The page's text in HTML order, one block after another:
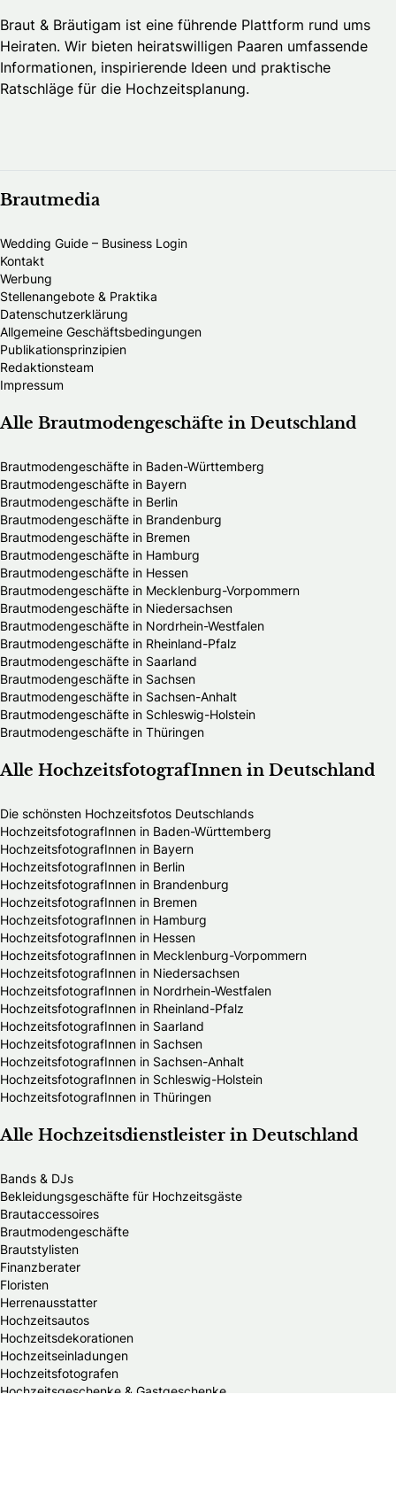
Braut & Bräutigam ist eine führende Plattform rund ums
Heiraten. Wir bieten heiratswilligen Paaren umfassende
Informationen, inspirierende Ideen und praktische
Ratschläge für die Hochzeitsplanung.
Brautmedia
Wedding Guide – Business Login
Kontakt
Werbung
Stellenangebote & Praktika
Datenschutzerklärung
Allgemeine Geschäftsbedingungen
Publikationsprinzipien
Redaktionsteam
Impressum
Alle Brautmodengeschäfte in Deutschland
Brautmodengeschäfte in Baden-Württemberg
Brautmodengeschäfte in Bayern
Brautmodengeschäfte in Berlin
Brautmodengeschäfte in Brandenburg
Brautmodengeschäfte in Bremen
Brautmodengeschäfte in Hamburg
Brautmodengeschäfte in Hessen
Brautmodengeschäfte in Mecklenburg-Vorpommern
Brautmodengeschäfte in Niedersachsen
Brautmodengeschäfte in Nordrhein-Westfalen
Brautmodengeschäfte in Rheinland-Pfalz
Brautmodengeschäfte in Saarland
Brautmodengeschäfte in Sachsen
Brautmodengeschäfte in Sachsen-Anhalt
Brautmodengeschäfte in Schleswig-Holstein
Brautmodengeschäfte in Thüringen
Alle HochzeitsfotografInnen in Deutschland
Die schönsten Hochzeitsfotos Deutschlands
HochzeitsfotografInnen in Baden-Württemberg
HochzeitsfotografInnen in Bayern
HochzeitsfotografInnen in Berlin
HochzeitsfotografInnen in Brandenburg
HochzeitsfotografInnen in Bremen
HochzeitsfotografInnen in Hamburg
HochzeitsfotografInnen in Hessen
HochzeitsfotografInnen in Mecklenburg-Vorpommern
HochzeitsfotografInnen in Niedersachsen
HochzeitsfotografInnen in Nordrhein-Westfalen
HochzeitsfotografInnen in Rheinland-Pfalz
HochzeitsfotografInnen in Saarland
HochzeitsfotografInnen in Sachsen
HochzeitsfotografInnen in Sachsen-Anhalt
HochzeitsfotografInnen in Schleswig-Holstein
HochzeitsfotografInnen in Thüringen
Alle Hochzeitsdienstleister in Deutschland
Bands & DJs
Bekleidungsgeschäfte für Hochzeitsgäste
Brautaccessoires
Brautmodengeschäfte
Brautstylisten
Finanzberater
Floristen
Herrenausstatter
Hochzeitsautos
Hochzeitsdekorationen
Hochzeitseinladungen
Hochzeitsfotografen
Hochzeitsgeschenke & Gastgeschenke